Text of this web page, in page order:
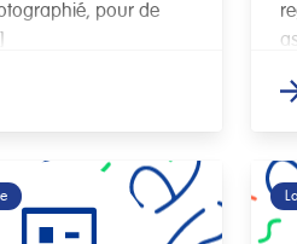
pour de